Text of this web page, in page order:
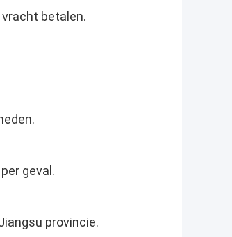
betalen.
geval.
provincie.